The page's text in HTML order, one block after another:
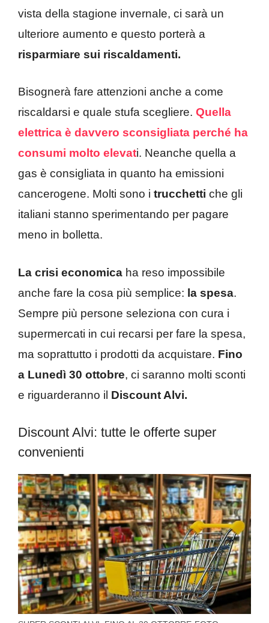
vista della stagione invernale, ci sarà un
ulteriore aumento e questo porterà a
risparmiare sui riscaldamenti.
Bisognerà fare attenzioni anche a come
riscaldarsi e quale stufa scegliere. Quella
elettrica è davvero sconsigliata perché ha
consumi molto elevati. Neanche quella a
gas è consigliata in quanto ha emissioni
cancerogene. Molti sono i trucchetti che gli
italiani stanno sperimentando per pagare
meno in bolletta.
La crisi economica ha reso impossibile
anche fare la cosa più semplice: la spesa.
Sempre più persone seleziona con cura i
supermercati in cui recarsi per fare la spesa,
ma soprattutto i prodotti da acquistare. Fino
a Lunedì 30 ottobre, ci saranno molti sconti
e riguarderanno il Discount Alvi.
Discount Alvi: tutte le offerte super
convenienti